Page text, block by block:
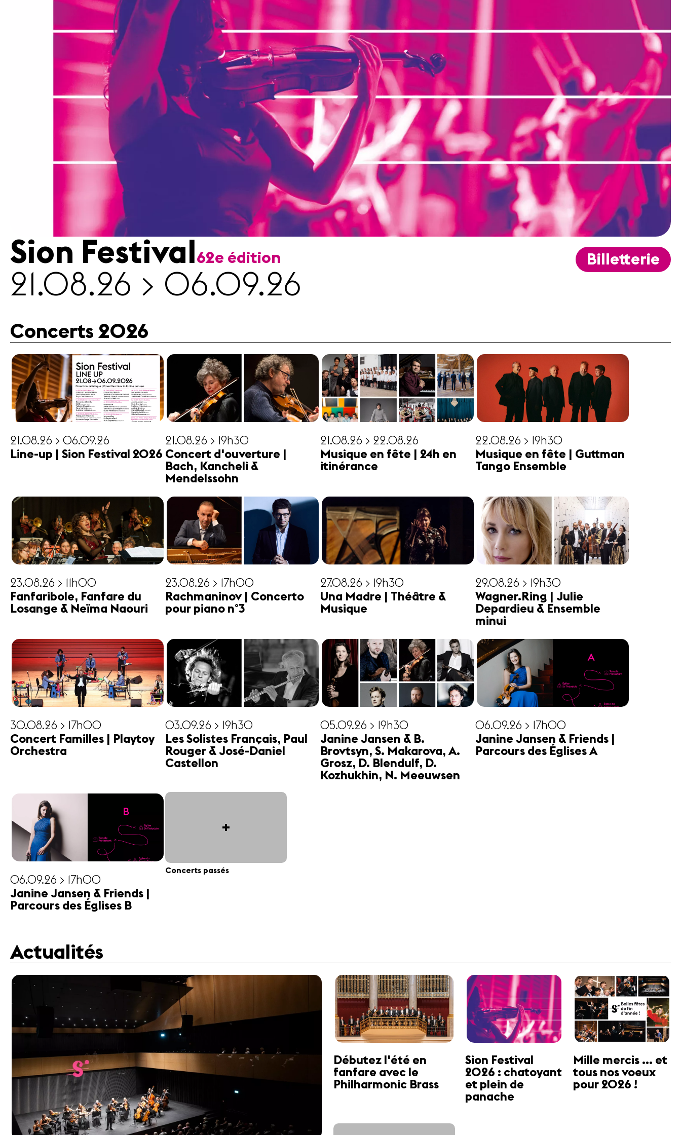
Revue
de
A propos
Mentions
Contact
Sion Festival 62e édition
21.08.26 > 06.09.26
Billetterie
Concerts 2026
21.08.26 > 06.09.26
Line-up | Sion Festival 2026
21.08.26 > 19h30
Concert d'ouverture |
Bach, Kancheli &
Mendelssohn
21.08.26 > 22.08.26
Musique en fête | 24h en
itinérance
22.08.26 > 19h30
Musique en fête | Guttman
Tango Ensemble
23.08.26 > 11h00
Fanfaribole, Fanfare du
Losange & Neïma Naouri
23.08.26 > 17h00
Rachmaninov | Concerto
pour piano n°3
27.08.26 > 19h30
Una Madre | Théâtre &
Musique
29.08.26 > 19h30
Wagner.Ring | Julie
Depardieu & Ensemble
minui
30.08.26 > 17h00
Concert Familles | Playtoy
Orchestra
03.09.26 > 19h30
Les Solistes Français, Paul
Rouger & José-Daniel
Castellon
05.09.26 > 19h30
Janine Jansen & B.
Brovtsyn, S. Makarova, A.
Grosz, D. Blendulf, D.
Kozhukhin, N. Meeuwsen
06.09.26 > 17h00
Janine Jansen & Friends |
Parcours des Églises A
06.09.26 > 17h00
Janine Jansen & Friends |
Parcours des Églises B
+
Concerts passés
Actualités
Débutez l'été en
fanfare avec le
Philharmonic Brass
Sion Festival
2026 : chatoyant
et plein de
panache
Mille mercis ... et
tous nos voeux
pour 2026 !